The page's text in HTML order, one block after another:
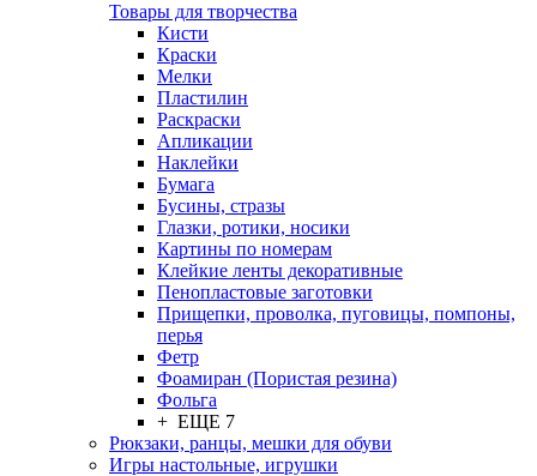
Товары для творчества
Кисти
Краски
Мелки
Пластилин
Раскраски
Апликации
Наклейки
Бумага
Бусины, стразы
Глазки, ротики, носики
Картины по номерам
Клейкие ленты декоративные
Пенопластовые заготовки
Прищепки, проволка, пуговицы, помпоны,
перья
Фетр
Фоамиран (Пористая резина)
Фольга
+ ЕЩЕ 7
Рюкзаки, ранцы, мешки для обуви
Игры настольные, игрушки